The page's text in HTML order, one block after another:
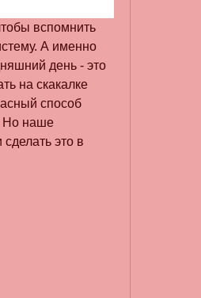
вспомнить
А именно
день - это
на скакалке
способ
Но наше
это в